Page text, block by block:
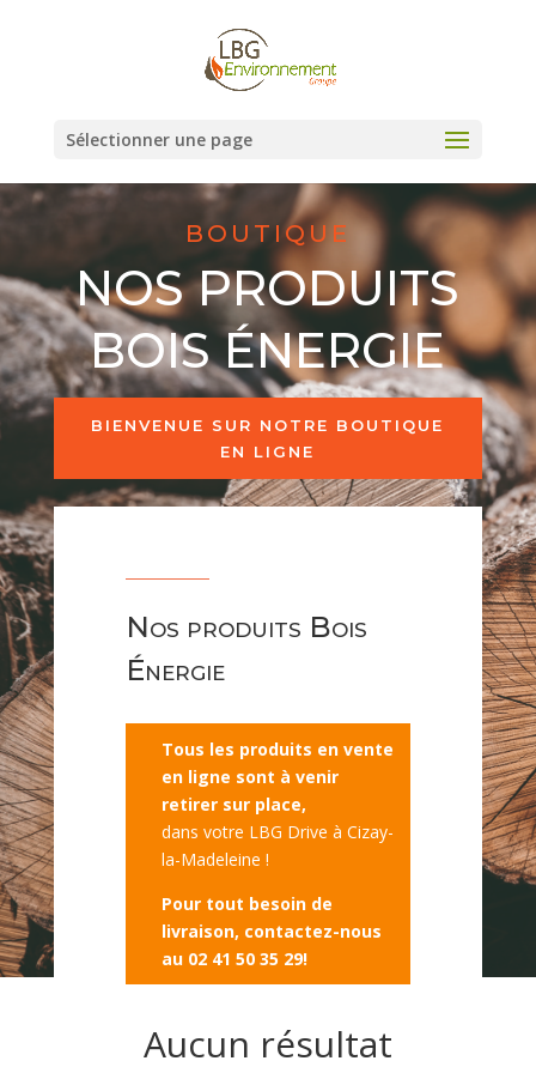
Sélectionner une page
BOUTIQUE
NOS PRODUITS
BOIS ÉNERGIE
BIENVENUE SUR NOTRE BOUTIQUE
EN LIGNE
Nos produits Bois
Énergie
Tous les produits en vente
en ligne sont à venir
retirer sur place,
dans votre LBG Drive à Cizay-
la-Madeleine !
Pour tout besoin de
livraison, contactez-nous
au 02 41 50 35 29!
Aucun résultat